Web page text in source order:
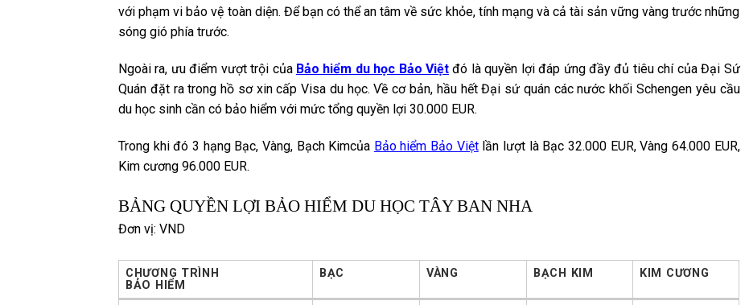
với phạm vi bảo vệ toàn diện. Để bạn có thể an tâm về sức khỏe, tính mạng và cả tài sản vững vàng trước những
sóng gió phía trước.
Ngoài ra, ưu điểm vượt trội của Bảo hiểm du học Bảo Việt đó là quyền lợi đáp ứng đầy đủ tiêu chí của Đại Sứ
Quán đặt ra trong hồ sơ xin cấp Visa du học. Về cơ bản, hầu hết Đại sứ quán các nước khối Schengen yêu cầu
du học sinh cần có bảo hiểm với mức tổng quyền lợi 30.000 EUR.
Trong khi đó 3 hạng Bạc, Vàng, Bạch Kimcủa Bảo hiểm Bảo Việtlần lượt là Bạc 32.000 EUR, Vàng 64.000 EUR,
Kim cương 96.000 EUR.
BẢNG QUYỀN LỢI BẢO HIỂM DU HỌC TÂY BAN NHA
Đơn vị: VND
CHƯƠNG TRÌNH
BẢO HIỂM
BẠC VÀNG BẠCH KIM KIM CƯƠNG